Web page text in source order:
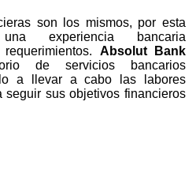
son los mismos, por esta
experiencia bancaria
Absolut Bank
de servicios bancarios
a llevar a cabo las labores
seguir sus objetivos financieros